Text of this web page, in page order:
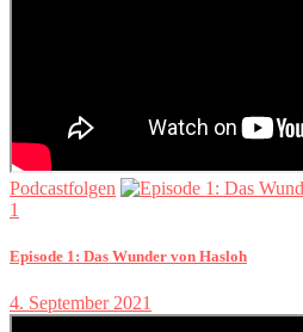
Podcastfolgen
1
Episode 1: Das Wunder von Hasloh
4. September 2021